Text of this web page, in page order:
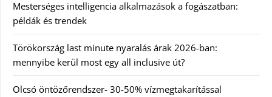
Mesterséges intelligencia alkalmazások a fogászatban:
példák és trendek
Törökország last minute nyaralás árak 2026-ban:
mennyibe kerül most egy all inclusive út?
Olcsó öntözőrendszer- 30-50% vízmegtakarítással